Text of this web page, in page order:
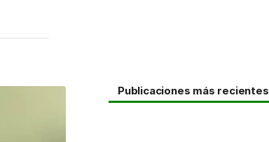
Publicaciones más recientes